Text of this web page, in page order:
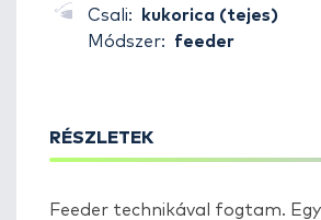
Csali:
kukorica (tejes)
Módszer:
feeder
RÉSZLETEK
Feeder technikával fogtam.